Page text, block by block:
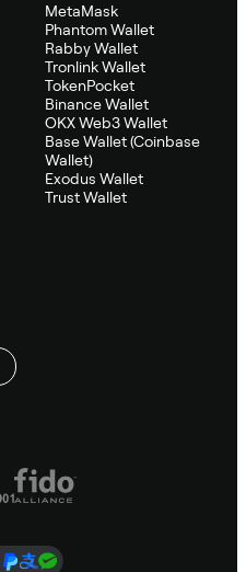
MetaMask
Phantom Wallet
Rabby Wallet
Tronlink Wallet
TokenPocket
Binance Wallet
OKX Web3 Wallet
Base Wallet (Coinbase
Wallet)
Exodus Wallet
Trust Wallet